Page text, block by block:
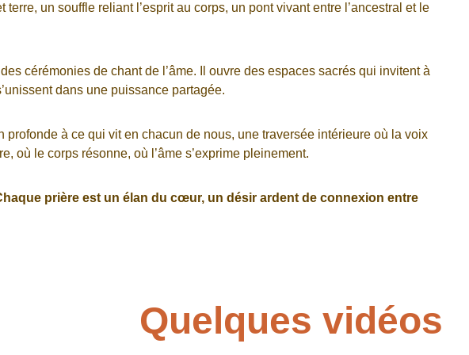
un souffle reliant l’esprit au corps, un pont vivant entre l’ancestral et le
cérémonies de chant de l’âme. Il ouvre des espaces sacrés qui invitent à
dans une puissance partagée.
profonde à ce qui vit en chacun de nous, une traversée intérieure où la voix
où le corps résonne, où l’âme s’exprime pleinement.
prière est un élan du cœur, un désir ardent de connexion entre
Quelques vidéos